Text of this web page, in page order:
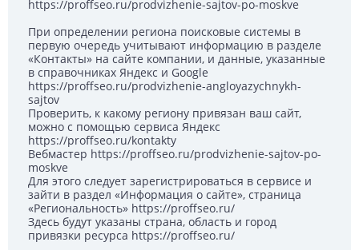
https://proffseo.ru/prodvizhenie-sajtov-po-moskve
При определении региона поисковые системы в
первую очередь учитывают информацию в разделе
«Контакты» на сайте компании, и данные, указанные
в справочниках Яндекс и Google
https://proffseo.ru/prodvizhenie-angloyazychnykh-
sajtov
Проверить, к какому региону привязан ваш сайт,
можно с помощью сервиса Яндекс
https://proffseo.ru/kontakty
Вебмастер https://proffseo.ru/prodvizhenie-sajtov-po-
moskve
Для этого следует зарегистрироваться в сервисе и
зайти в раздел «Информация о сайте», страница
«Региональность» https://proffseo.ru/
Здесь будут указаны страна, область и город
привязки ресурса https://proffseo.ru/